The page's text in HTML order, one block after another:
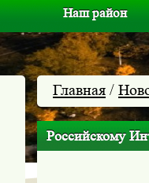
Наш район
Главная /
Российскому